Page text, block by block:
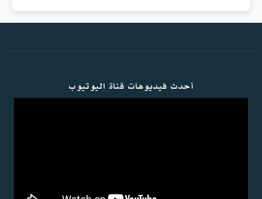
أحدث فيديوهات قناة اليوتيوب